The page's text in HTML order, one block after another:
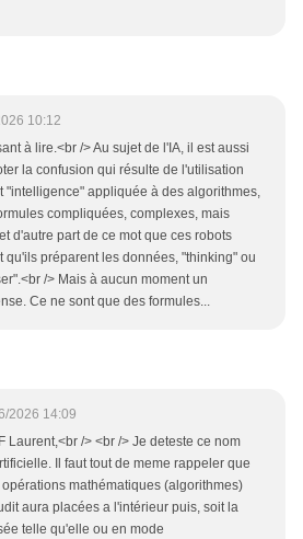
10:12
à lire.<br /> Au sujet de l'IA, il est aussi
la confusion qui résulte de l'utilisation
"intelligence" appliquée à des algorithmes,
compliquées, complexes, mais
d'autre part de ce mot que ces robots
qu'ils préparent les données, "thinking" ou
/> Mais à aucun moment un
Ce ne sont que des formules...
2026 14:09
Laurent,<br /> <br /> Je deteste ce nom
Il faut tout de meme rappeler que
opérations mathématiques (algorithmes)
aura placées a l'intérieur puis, soit la
telle qu'elle ou en mode